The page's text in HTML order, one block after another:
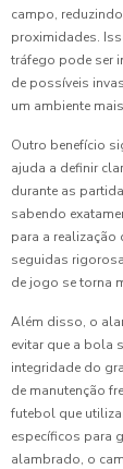
campo,
proximidades.
tráfego pode ser
de possíveis
um ambiente
Outro benefício
ajuda a definir
durante as
sabendo
para a realização
seguidas
de jogo se torna
Além disso, o
evitar que a bola
integridade do
de manutenção
futebol que
específicos para
alambrado, o